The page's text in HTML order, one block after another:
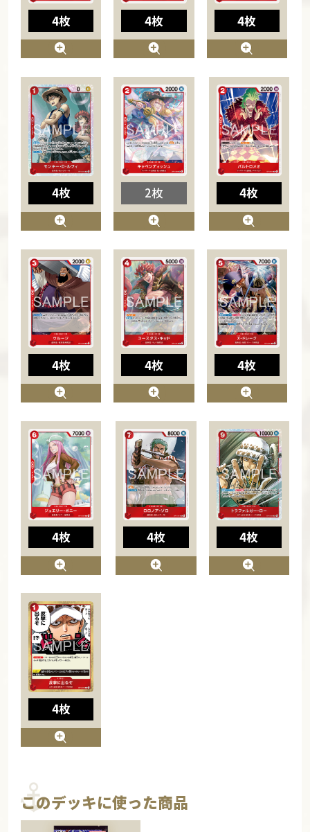
4枚 4枚 4枚
4枚 2枚 4枚
4枚 4枚 4枚
4枚 4枚 4枚
4枚
このデッキに使った商品